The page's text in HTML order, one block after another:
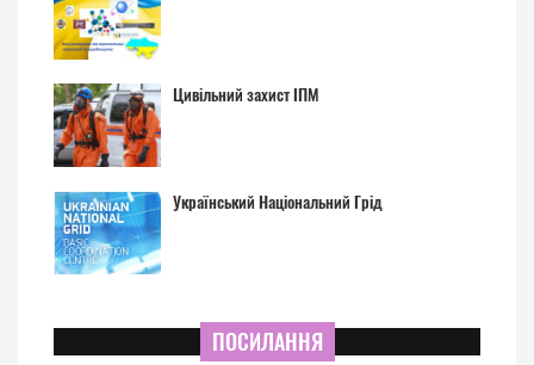
Цивільний захист ІПМ
Український Національний Грід
ПОСИЛАННЯ